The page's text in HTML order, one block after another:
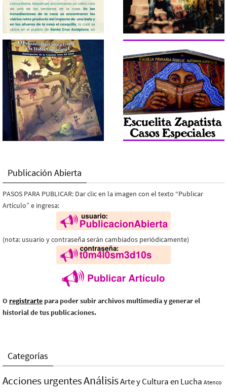
Publicación Abierta
PASOS PARA PUBLICAR: Dar clic en la imagen con el texto “Publicar
Artículo” e ingresa:
(nota: usuario y contraseña serán cambiados periódicamente)
O registrarte para poder subir archivos multimedia y generar el
historial de tus publicaciones.
Categorías
Acciones urgentesAnálisisArte y Cultura en Lucha Atenco